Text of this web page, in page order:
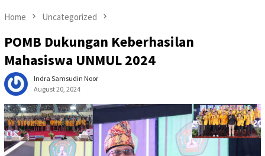
Home Uncategorized
POMB Dukungan Keberhasilan
Mahasiswa UNMUL 2024
Indra Samsudin Noor
August 20, 2024